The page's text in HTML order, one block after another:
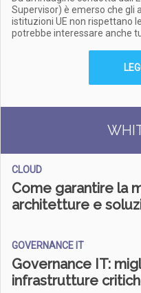
Supervisor) è emerso che gli
istituzioni UE non rispettano
potrebbe interessare anche
CLOUD
Come garantire la
architetture e
GOVERNANCE IT
Governance IT:
infrastrutture